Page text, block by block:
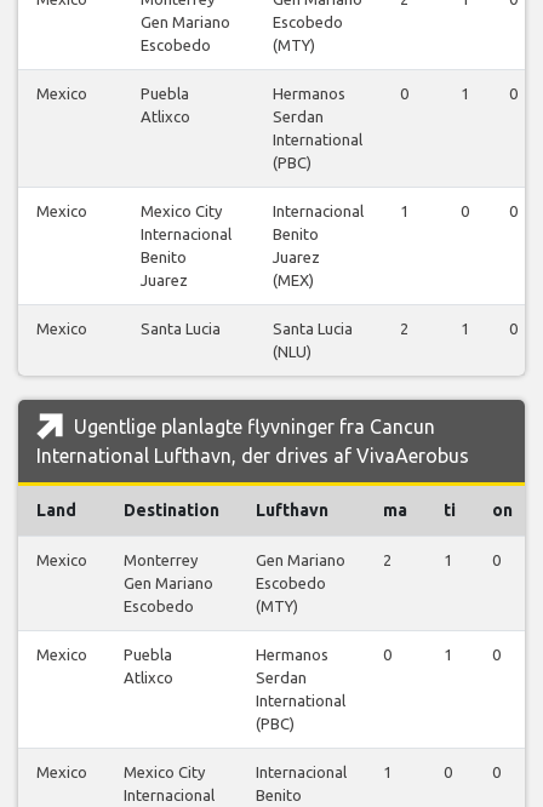
Gen Mariano
Escobedo
Escobedo
(MTY)
Mexico
Puebla
Atlixco
Hermanos
Serdan
International
(PBC)
0 1 0
Mexico
Mexico City
Internacional
Benito
Juarez
Internacional
Benito
Juarez
(MEX)
1 0 0
Mexico Santa Lucia
Santa Lucia
(NLU)
2 1 0
Ugentlige planlagte flyvninger fra Cancun
International Lufthavn, der drives af VivaAerobus
Land Destination Lufthavn ma ti on
Mexico
Monterrey
Gen Mariano
Escobedo
Gen Mariano
Escobedo
(MTY)
2 1 0
Mexico
Puebla
Atlixco
Hermanos
Serdan
International
(PBC)
0 1 0
Mexico
Mexico City
Internacional
Internacional
Benito
1 0 0